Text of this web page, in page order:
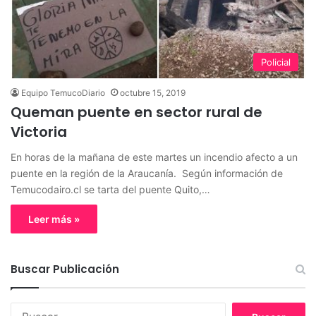
Policial
Equipo TemucoDiario octubre 15, 2019
Queman puente en sector rural de
Victoria
En horas de la mañana de este martes un incendio afecto a un
puente en la región de la Araucanía. Según información de
Temucodairo.cl se tarta del puente Quito,…
Leer más »
Buscar Publicación